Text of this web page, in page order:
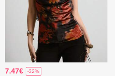
7.47€ -32%